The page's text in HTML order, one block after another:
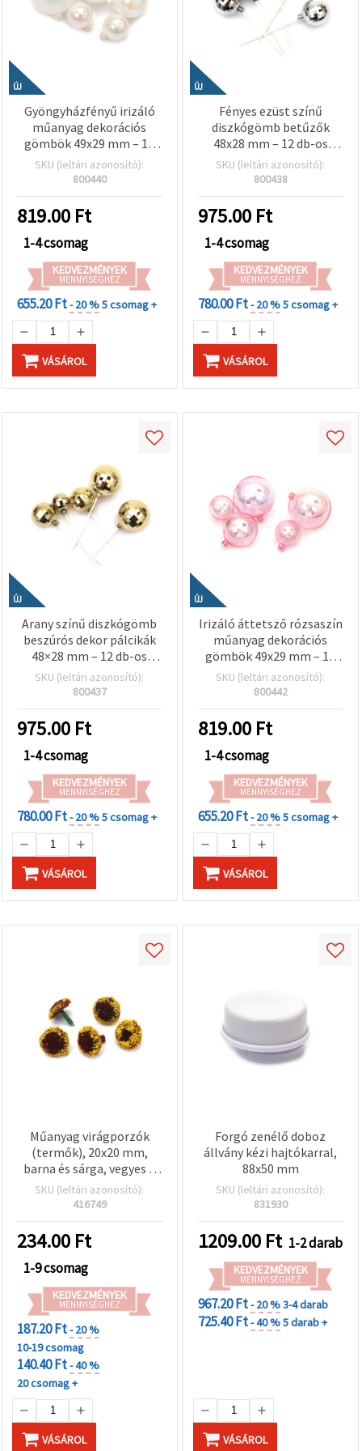
ÚJ
Gyöngyházfényű irizáló
műanyag dekorációs
gömbök 49x29 mm – 12
db-os vegyes szett – party
dekorációhoz,
kreatív hobbi
alapanyagként
SKU (leltári azonosító):
800440
819.00 Ft
1-4 csomag
KEDVEZMÉNYEK
MENNYISÉGHEZ
655.20 Ft- 20 %5 csomag +
VÁSÁROL
ÚJ
Fényes ezüst színű
diszkógömb betűzők
48x28 mm – 12 db-os
szett – party
dekorációhoz,
kreatív hobby
kellékekhez
SKU (leltári azonosító):
800438
975.00 Ft
1-4 csomag
KEDVEZMÉNYEK
MENNYISÉGHEZ
780.00 Ft- 20 %5 csomag +
VÁSÁROL
ÚJ
Arany színű diszkógömb
beszúrós dekor pálcikák
48×28 mm – 12 db-os
szett – Party
dekorációhoz,
kreatív hobbi kellékekhez
SKU (leltári azonosító):
800437
975.00 Ft
1-4 csomag
KEDVEZMÉNYEK
MENNYISÉGHEZ
780.00 Ft- 20 %5 csomag +
VÁSÁROL
ÚJ
Irizáló áttetsző rózsaszín
műanyag dekorációs
gömbök 49x29 mm – 12
db-os szett – party
dekorációhoz,
kreatív hobbi kellékekhez
SKU (leltári azonosító):
800442
819.00 Ft
1-4 csomag
KEDVEZMÉNYEK
MENNYISÉGHEZ
655.20 Ft- 20 %5 csomag +
VÁSÁROL
Műanyag virágporzók
(termők), 20x20 mm,
barna és sárga, vegyes –
10 db
SKU (leltári azonosító):
416749
234.00 Ft
1-9 csomag
KEDVEZMÉNYEK
MENNYISÉGHEZ
187.20 Ft- 20 %
10-19 csomag
140.40 Ft- 40 %
20 csomag +
VÁSÁROL
Forgó zenélő doboz
állvány kézi hajtókarral,
88x50 mm
SKU (leltári azonosító):
831930
1209.00 Ft 1-2 darab
KEDVEZMÉNYEK
MENNYISÉGHEZ
967.20 Ft- 20 %3-4 darab
725.40 Ft- 40 %5 darab +
VÁSÁROL